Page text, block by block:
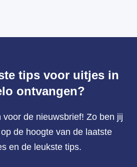
tips voor uitjes in
ontvangen?
voor de nieuwsbrief! Zo ben jij
de hoogte van de laatste
en de leukste tips.